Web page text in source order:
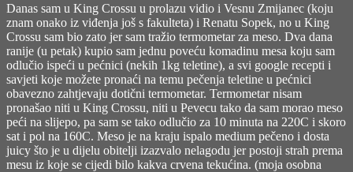
Danas sam u King Crossu u prolazu vidio i Vesnu Zmijanec (koju
znam onako iz viđenja još s fakulteta) i Renatu Sopek, no u King
Crossu sam bio zato jer sam tražio termometar za meso. Dva dana
ranije (u petak) kupio sam jednu poveću komadinu mesa koju sam
odlučio ispeći u pećnici (nekih 1kg teletine), a svi google recepti i
savjeti koje možete pronaći na temu pečenja teletine u pećnici
obavezno zahtjevaju dotični termometar. Termometar nisam
pronašao niti u King Crossu, niti u Pevecu tako da sam morao meso
peći na slijepo, pa sam se tako odlučio za 10 minuta na 220C i skoro
sat i pol na 160C. Meso je na kraju ispalo medium pečeno i dosta
juicy što je u dijelu obitelji izazvalo nelagodu jer postoji strah prema
mesu iz koje se cijedi bilo kakva crvena tekućina. (moja osobna